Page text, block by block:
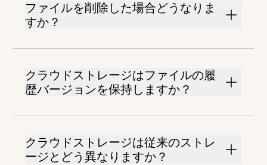
ファイルを削除した場合どうなりま
すか？
クラウドストレージはファイルの履
歴バージョンを保持しますか？
クラウドストレージは従来のストレ
ージとどう異なりますか？